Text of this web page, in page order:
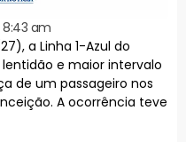
8:43 am
a Linha 1-Azul do
e maior intervalo
de um passageiro nos
A ocorrência teve